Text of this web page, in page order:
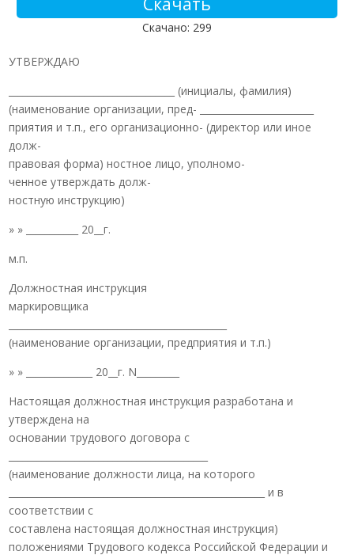
Скачано: 299
УТВЕРЖДАЮ
___________________________________ (инициалы, фамилия)
(наименование организации, пред- ________________________
приятия и т.п., его организационно- (директор или иное
долж-
правовая форма) ностное лицо, уполномо-
ченное утверждать долж-
ностную инструкцию)
» » ___________ 20__г.
м.п.
Должностная инструкция
маркировщика
(наименование организации, предприятия и т.п.)
» » ______________ 20__г. N_________
Настоящая должностная инструкция разработана и
утверждена на
основании трудового договора с
(наименование должности лица, на которого
______________________________________________________ и в
соответствии с
составлена настоящая должностная инструкция)
положениями Трудового кодекса Российской Федерации и